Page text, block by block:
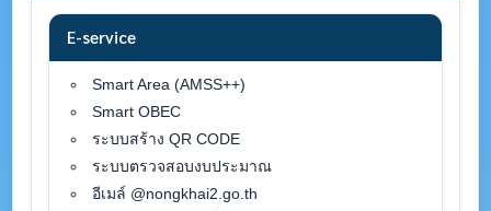
E-service
Smart Area (AMSS++)
Smart OBEC
ระบบสร้าง QR CODE
ระบบตรวจสอบงบประมาณ
อีเมล์ @nongkhai2.go.th